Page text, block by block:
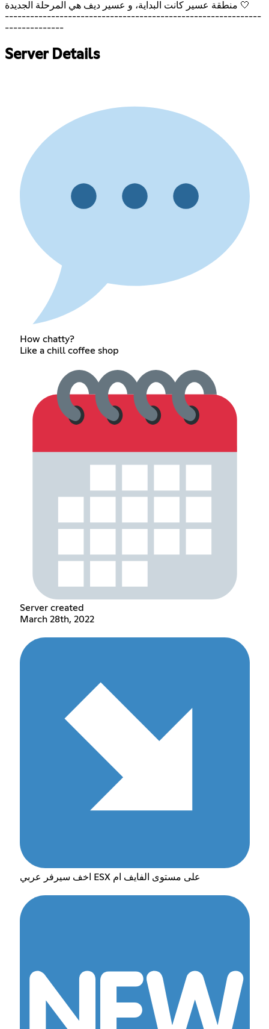
منطقة عسير كانت البداية، و عسير ديف هي المرحلة الجديدة 🤍
-------------------------------------------------------------
--------------
Server Details
How chatty?
Like a chill coffee shop
Server created
March 28th, 2022
اخف سيرفر عربي ESX على مستوى الفايف ام